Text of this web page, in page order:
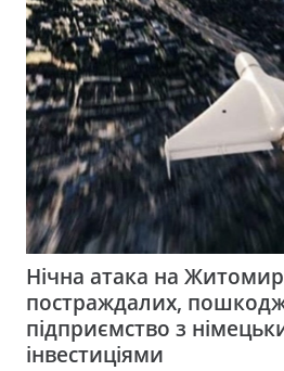
Нічна атака на
постраждалих,
підприємство з
інвестиціями